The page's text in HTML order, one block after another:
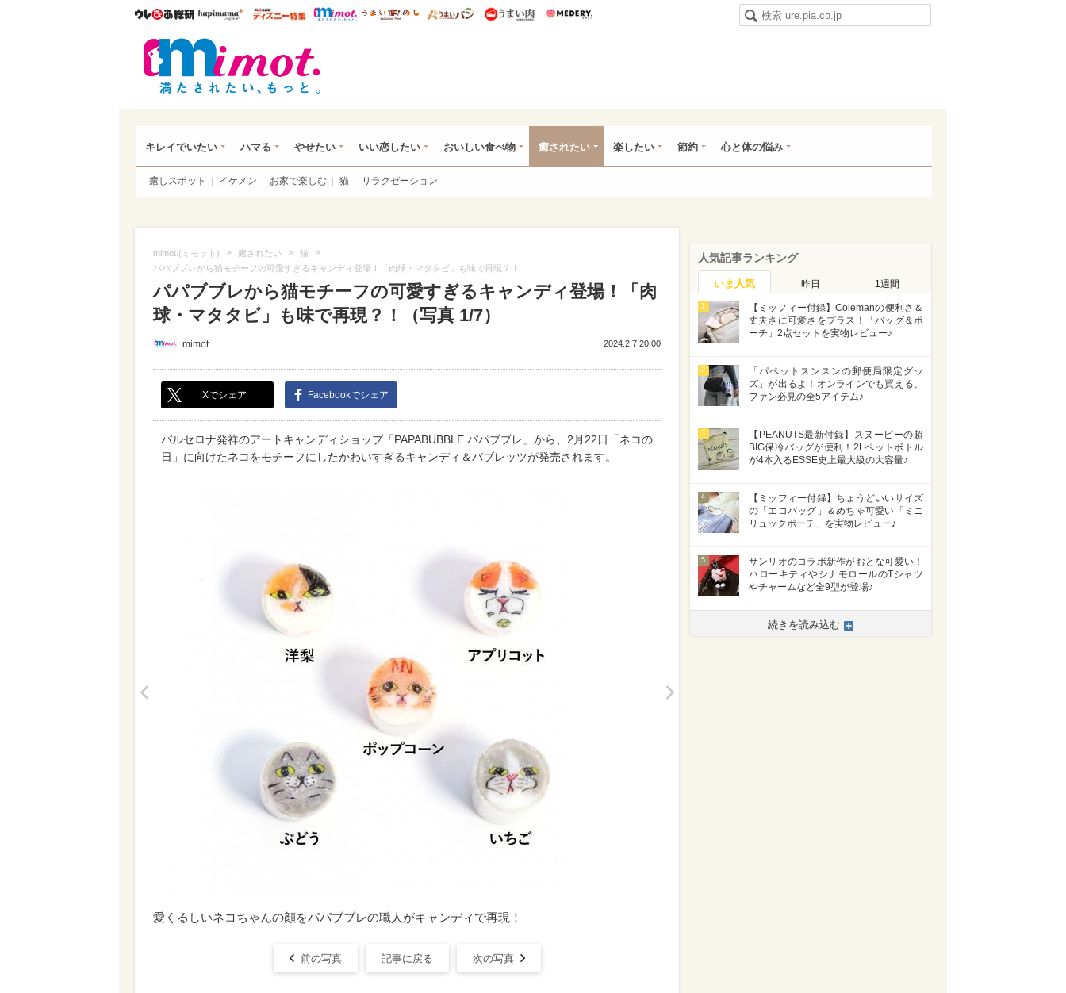
ウレぴあ総研ハピママ* ウレぴあ総研 ディズニー特集
mimot. うまいめし うまいパン うまい肉
キレイでいたい ハマる やせたい いい恋したい おいしい食べ物 癒されたい 楽したい 節約 心と体の悩み
癒しスポット イケメン お家で楽しむ 猫 リラクゼーション
mimot.(ミモット) > 癒されたい > 猫 >
パパブブレから猫モチーフの可愛すぎるキャンディ登場！「肉球・マタタビ」も味で再現？！
パパブブレから猫モチーフの可愛すぎるキャンディ登場！「肉
球・マタタビ」も味で再現？！（写真 1/7）
mimot. 2024.2.7 20:00
Xでシェア Facebookでシェア
バルセロナ発祥のアートキャンディショップ「PAPABUBBLE パパブブレ」から、2月22日「ネコの
日」に向けたネコをモチーフにしたかわいすぎるキャンディ＆バブレッツが発売されます。
愛くるしいネコちゃんの顔をパパブブレの職人がキャンディで再現！
前の写真 記事に戻る 次の写真
人気記事ランキング
いま人気 昨日 1週間
1
【ミッフィー付録】Colemanの便利さ＆
丈夫さに可愛さをプラス！「バッグ＆ポ
ーチ」2点セットを実物レビュー♪
2
「パペットスンスンの郵便局限定グッ
ズ」が出るよ！オンラインでも買える、
ファン必見の全5アイテム♪
3
【PEANUTS最新付録】スヌーピーの超
BIG保冷バッグが便利！2Lペットボトル
が4本入るESSE史上最大級の大容量♪
4
【ミッフィー付録】ちょうどいいサイズ
の「エコバッグ」＆めちゃ可愛い「ミニ
リュックポーチ」を実物レビュー♪
5
サンリオのコラボ新作がおとな可愛い！
ハローキティやシナモロールのTシャツ
やチャームなど全9型が登場♪
続きを読み込む